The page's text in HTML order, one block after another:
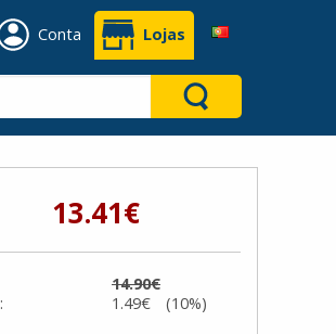
Conta Lojas
13.41€
14.90€
: 1.49€ (10%)